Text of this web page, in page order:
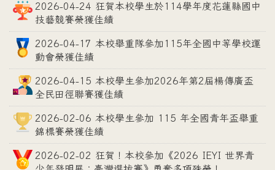
2026-04-24 狂賀本校學生於114學年度花蓮縣國中
技藝競賽榮獲佳績
2026-04-17 本校舉重隊參加115年全國中等學校運
動會榮獲佳績
2026-04-15 本校學生參加2026年第2屆楊傳廣盃
全民田徑聯賽獲佳績
2026-02-06 本校學生參加 115 年全國青年盃舉重
錦標賽榮獲佳績
2026-02-02 狂賀！本校參加《2026 IEYI 世界青